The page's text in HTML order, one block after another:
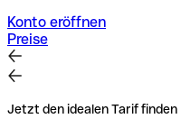
Konto eröffnen
Preise
Jetzt den idealen Tarif finden